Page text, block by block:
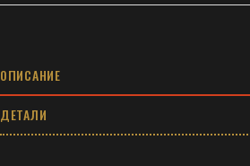
ОПИСАНИЕ
ДЕТАЛИ